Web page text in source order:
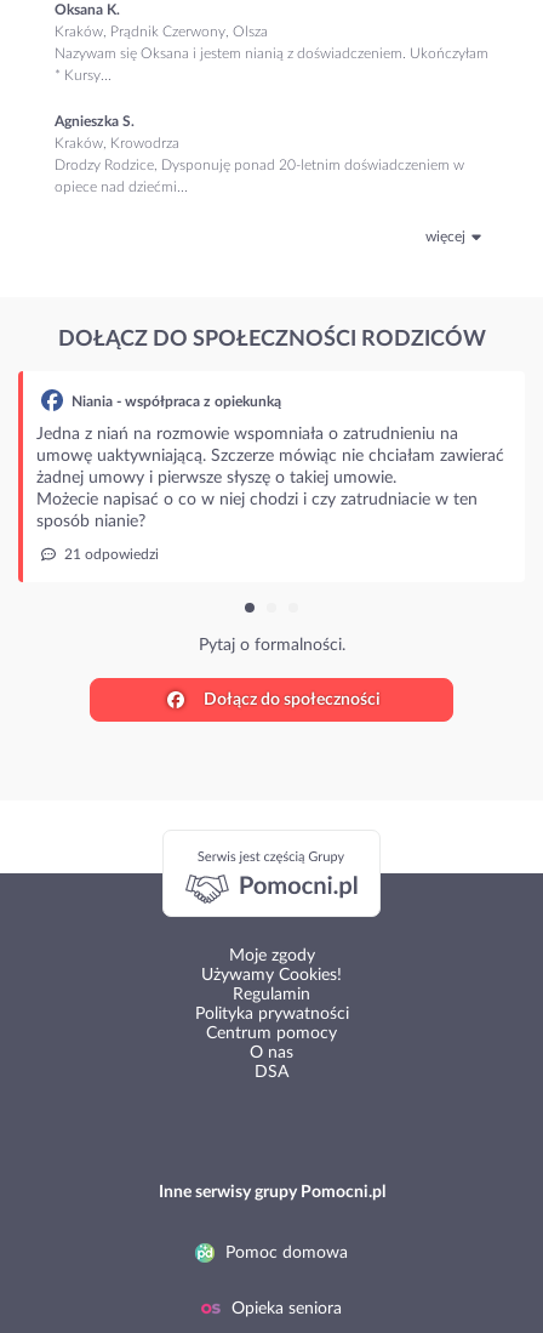
Oksana K.
Kraków, Prądnik Czerwony, Olsza
Nazywam się Oksana i jestem nianią z doświadczeniem. Ukończyłam
* Kursy...
Agnieszka S.
Kraków, Krowodrza
Drodzy Rodzice, Dysponuję ponad 20-letnim doświadczeniem w
opiece nad dziećmi...
więcej
DOŁĄCZ DO SPOŁECZNOŚCI RODZICÓW
z opiekunką
wspomniała o zatrudnieniu na
Szczerze mówiąc nie chciałam zawierać
słyszę o takiej umowie.
w niej chodzi i czy zatrudniacie w ten
Dołącz do społeczności
Moje zgody
Używamy Cookies!
Regulamin
Polityka prywatności
Centrum pomocy
O nas
DSA
Inne serwisy grupy Pomocni.pl
Pomoc domowa
Opieka seniora